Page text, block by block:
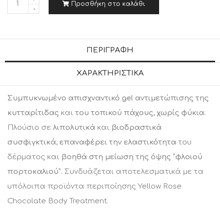
ο
τ
Προσθήκη στο καλάθι
ΠΕΡΙΓΡΑΦΉ
ΧΑΡΑΚΤΗΡΙΣΤΙΚΆ
Συμπυκνωμένο απισχναντικό gel αντιμετώπισης της
κυτταρίτιδας και του τοπικού πάχους, χωρίς φύκια.
Πλούσιο σε λιπολυτικά και βιοδραστικά
συσφιγκτικά, επαναφέρει την ελαστικότητα του
δέρματος και βοηθά στη μείωση της όψης “φλοιού
πορτοκαλιού”. Συνδυάζεται αποτελεσματικά με τα
υπόλοιπα προϊόντα περιποίησης Yellow Rose
Chocolate Body Treatment.